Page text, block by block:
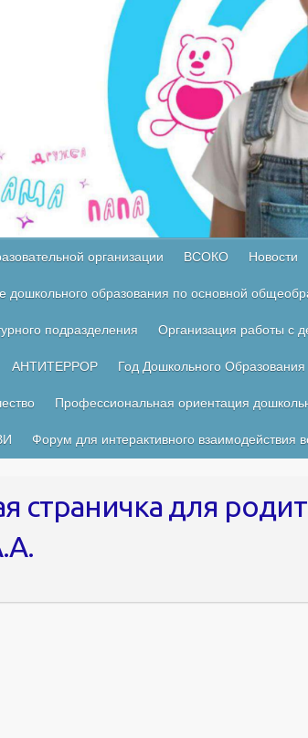
организации ВСОКО Новости
дошкольного образования по основной
подразделения Организация работы с
АНТИТЕРРОР Год Дошкольного Образования
Профессиональная ориентация
Форум для интерактивного взаимодействия
страничка для